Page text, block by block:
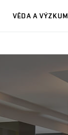
VĚDA A VÝZKUM